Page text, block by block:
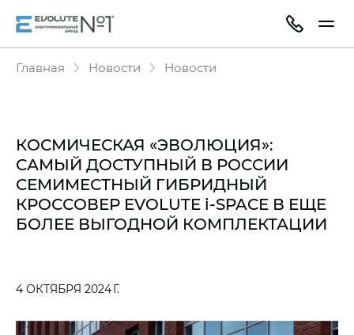
Главная Новости Новости
КОСМИЧЕСКАЯ «ЭВОЛЮЦИЯ»:
САМЫЙ ДОСТУПНЫЙ В РОССИИ
СЕМИМЕСТНЫЙ ГИБРИДНЫЙ
КРОССОВЕР EVOLUTE i‑SPACE В ЕЩЕ
БОЛЕЕ ВЫГОДНОЙ КОМПЛЕКТАЦИИ
4 ОКТЯБРЯ 2024 Г.